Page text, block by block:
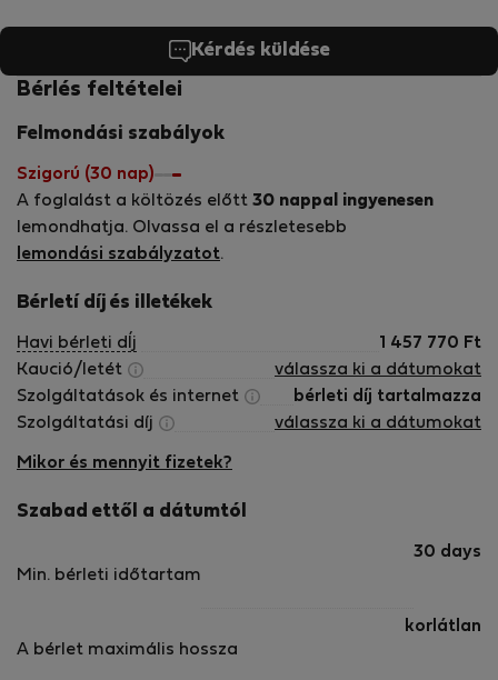
zajímavých kaváren, restaurací a tajným míst, která znají
pouze místní. Je to má vášeň (a také vášeň mého týmu)
poznávat nové lidi, kultury a vyhledávat zajímavé zážitky
byl každý pobyt našich hostů nezapoměntuelným zážitkem.
Neváhejte se proto zeptat na cokoliv, jsem k dispozici 24
hodin denně. Doufám, že se brzy potkáme v Praze!
Kérdés küldése
Bérlés feltételei
Felmondási szabályok
Szigorú (30 nap)
A foglalást a költözés előtt 30 nappal ingyenesen
lemondhatja. Olvassa el a részletesebb
lemondási szabályzatot.
Bérletí díj és illetékek
Havi bérleti dÍj 1 457 770 Ft
Kaució/letét
válassza ki a dátumokat
Szolgáltatások és internet
bérleti díj tartalmazza
Szolgáltatási díj
válassza ki a dátumokat
Mikor és mennyit fizetek?
Szabad ettől a dátumtól
Min. bérleti időtartam
30 days
A bérlet maximális hossza
korlátlan